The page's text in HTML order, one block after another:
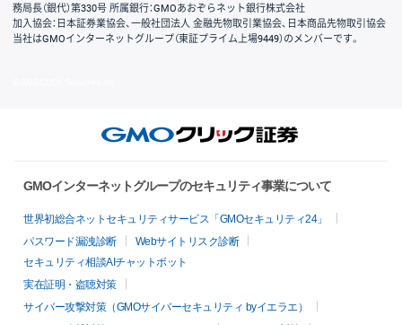
務局長（銀代）第330号 所属銀行：GMOあおぞらネット銀行株式会社
加入協会：日本証券業協会、一般社団法人 金融先物取引業協会、日本商品先物取引協会
当社はGMOインターネットグループ（東証プライム上場9449）のメンバーです。
GMOインターネットグループのセキュリティ事業について
世界初総合ネットセキュリティサービス「GMOセキュリティ24」
パスワード漏洩診断
Webサイトリスク診断
セキュリティ相談AIチャットボット
実在証明・盗聴対策
サイバー攻撃対策（GMOサイバーセキュリティ byイエラエ）